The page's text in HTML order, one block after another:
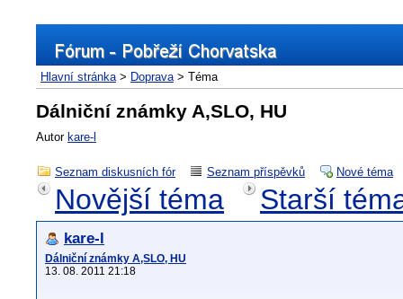
Hlavní stránka> Doprava> Téma
Dálniční známky A,SLO, HU
Autor kare-l
Seznam diskusních fór Seznam příspěvků Nové téma
Novější téma Starší
kare-l
Dálniční známky A,SLO, HU
13. 08. 2011 21:18